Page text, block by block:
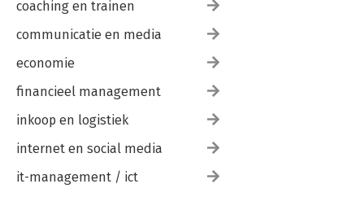
coaching en trainen
communicatie en media
economie
financieel management
inkoop en logistiek
internet en social media
it-management / ict